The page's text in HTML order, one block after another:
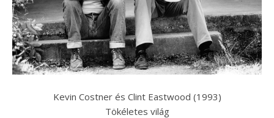
Kevin Costner és Clint Eastwood (1993)
Tökéletes világ